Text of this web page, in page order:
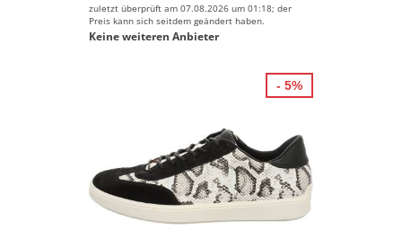
zuletzt überprüft am 07.08.2026 um 01:18; der
Preis kann sich seitdem geändert haben.
Keine weiteren Anbieter
- 5%